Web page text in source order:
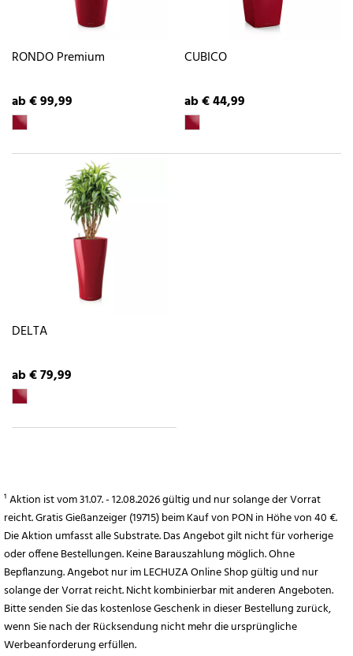
RONDO Premium
ab € 99,99
CUBICO
ab € 44,99
DELTA
ab € 79,99
¹ Aktion ist vom 31.07. - 12.08.2026 gültig und nur solange der Vorrat
reicht. Gratis Gießanzeiger (19715) beim Kauf von PON in Höhe von 40 €.
Die Aktion umfasst alle Substrate. Das Angebot gilt nicht für vorherige
oder offene Bestellungen. Keine Barauszahlung möglich. Ohne
Bepflanzung. Angebot nur im LECHUZA Online Shop gültig und nur
solange der Vorrat reicht. Nicht kombinierbar mit anderen Angeboten.
Bitte senden Sie das kostenlose Geschenk in dieser Bestellung zurück,
wenn Sie nach der Rücksendung nicht mehr die ursprüngliche
Werbeanforderung erfüllen.